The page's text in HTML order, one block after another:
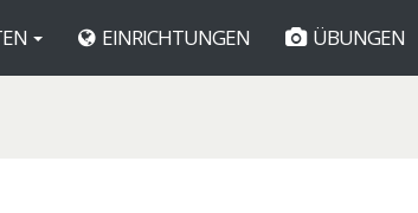
EINRICHTUNGEN ÜBUNGEN